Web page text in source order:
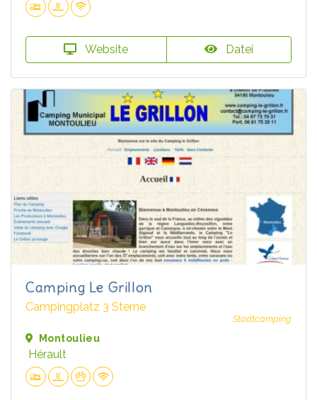
Website Datei
Camping Le Grillon
Campingplatz 3 Sterne
Stadtcamping
Montoulieu
Hérault